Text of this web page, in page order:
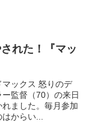
れた！『マッ
ックス 怒りのデ
監督（70）の来日
ました。毎月参加
からい...